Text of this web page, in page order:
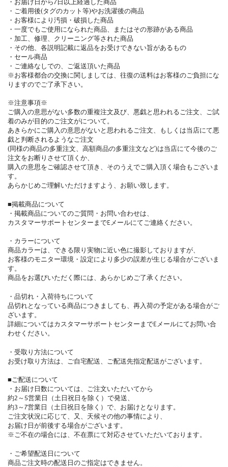
・お届け日から7日以上経過した商品
・ご着用後(タグのカット等)やお洗濯後の商品
・お客様により汚損・破損した商品
・一度でもご使用になられた商品、またはその形跡がある商品
・加工、修理、クリーニング等された商品
・その他、各説明記載に返品をお受けできない旨があるもの
・セール商品
・ご連絡なしでの、ご返送頂いた商品
※お客様都合の交換に関しましては、往復の送料はお客様のご負担にな
りますのでご了承下さい。
※注意事項※
ご購入の意思がない多数の重複注文及び、悪戯と思われるご注文、ご試
着のみが目的のご注文がについて。
あきらかにご購入の意思がないと思われるご注文、もしくは当店にて悪
戯と判断されるようなご注文
(同様の商品の多重注文、高額商品の多重注文など)は当店にて今後のご
注文をお断りさせて頂くか、
購入の意思をご確認させて頂き、そのうえでご購入頂く場合もございま
す。
あらかじめご理解いただけますよう、お願い致します。
■掲載商品について
・掲載商品についてのご質問・お問い合わせは、
カスタマーサポートセンターまでEメールにてご連絡ください。
・カラーについて
商品カラーは、できる限り実物に近い色に撮影しておりますが、
お客様のモニター環境・設定により多少の誤差が生じる場合がございま
す。
商品をお選びいただく際には、あらかじめご了承ください。
・品切れ・入荷待ちについて
品切れとなっている商品につきましても、再入荷の予定がある場合がご
ざいます。
詳細についてはカスタマーサポートセンターまでEメールにてお問い合
わせください。
・受取り方法について
お受け取り方法は、ご自宅配送、ご配送先指定配送がございます。
■ご配送について
・お届け日数については、ご注文いただいてから
約2～5営業日（土日祝日を除く）で発送、
約3～7営業日（土日祝日を除く）で、お届けとなります。
ご注文状況に応じて、又、天候その他の事情により、
お届け日が前後する場合がございます。
※ご不在の場合には、不在票にて対応させていただいております。
・ご希望配送日について
商品ご注文時の配送日のご指定はできません。